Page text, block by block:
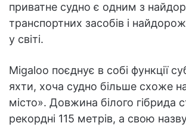
приватне судно є одним з
транспортних засобів і
у світі.
Migaloo поєднує в собі функції
яхти, хоча судно більше схоже
місто». Довжина білого гібрида
рекордні 115 метрів, а свою